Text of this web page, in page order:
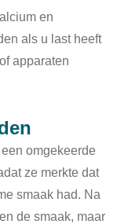
en
als u last heeft
apparaten
omgekeerde
ze merkte dat
smaak had. Na
de smaak, maar